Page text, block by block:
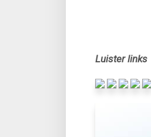
Luister links